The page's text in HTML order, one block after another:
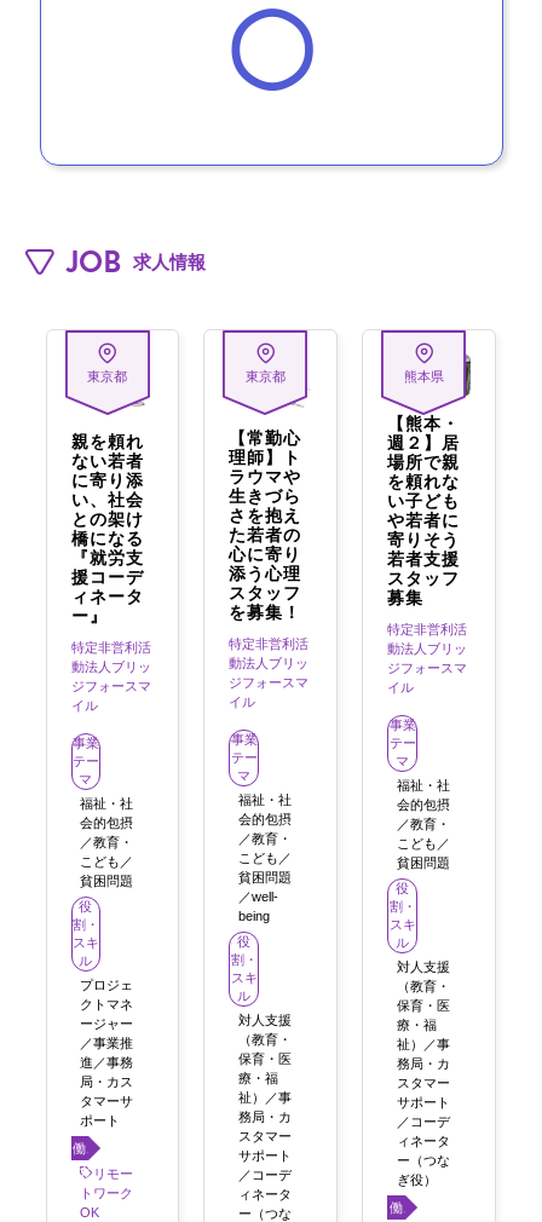
◯
JOB 求人情報
東京都
親を頼れ
ない若者
に寄り添
い、社会
との架け
橋になる
『就労支
援コーデ
ィネータ
ー』
特定非営利活
動法人ブリッ
ジフォースマ
イル
事業
テー
マ
福祉・社
会的包摂
／教育・
こども／
貧困問題
役
割・
スキ
ル
プロジェ
クトマネ
ージャー
／事業推
進／事務
局・カス
タマーサ
ポート
働き
方 リモー
トワーク
OK
東京都
【常勤心
理師】ト
ラウマや
生きづら
さを抱え
た若者の
心に寄り
添う心理
スタッフ
を募集！
特定非営利活
動法人ブリッ
ジフォースマ
イル
事業
テー
マ
福祉・社
会的包摂
／教育・
こども／
貧困問題
／well-
being
役
割・
スキ
ル
対人支援
（教育・
保育・医
療・福
祉）／事
務局・カ
スタマー
サポート
／コーデ
ィネータ
ー（つな
熊本県
【熊本・
週２】居
場所で親
を頼れな
い子ども
や若者に
寄りそう
若者支援
スタッフ
募集
特定非営利活
動法人ブリッ
ジフォースマ
イル
事業
テー
マ
福祉・社
会的包摂
／教育・
こども／
貧困問題
役
割・
スキ
ル
対人支援
（教育・
保育・医
療・福
祉）／事
務局・カ
スタマー
サポート
／コーデ
ィネータ
ー（つな
ぎ役）
働き